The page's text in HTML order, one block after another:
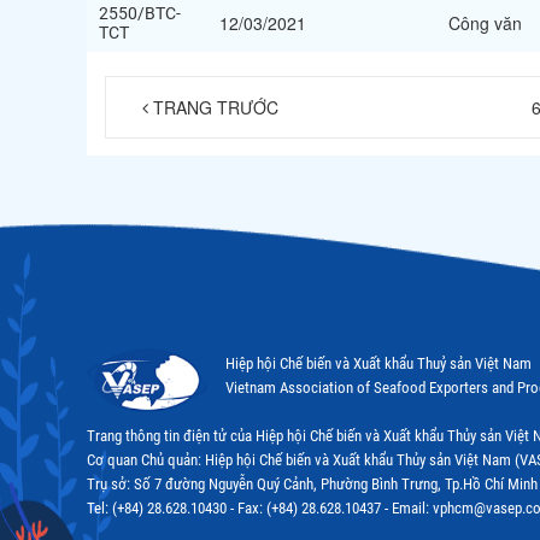
2550/BTC-
TCT
12/03/2021 Công văn
TRANG TRƯỚC 6
Hiệp hội Chế biến và Xuất khẩu Thuỷ sản Việt Nam
Vietnam Association of Seafood Exporters and
Trang thông tin điện tử của Hiệp hội Chế biến và Xuất khẩu Thủy sản Việt
Cơ quan Chủ quản: Hiệp hội Chế biến và Xuất khẩu Thủy sản Việt Nam
Trụ sở: Số 7 đường Nguyễn Quý Cảnh, Phường Bình Trưng, Tp.Hồ Chí Minh
Tel: (+84) 28.628.10430 - Fax: (+84) 28.628.10437 - Email: